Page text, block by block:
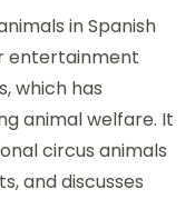
in Spanish
entertainment
which has
animal welfare. It
circus animals
and discusses